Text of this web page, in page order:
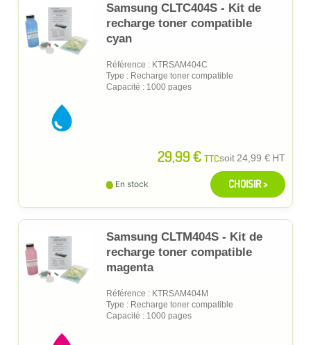
Samsung CLTC404S - Kit de
recharge toner compatible
cyan
Référence : KTRSAM404C
Type : Recharge toner compatible
Capacité : 1000 pages
29,99 € TTCsoit24,99 € HT
En stock CHOISIR >
Samsung CLTM404S - Kit de
recharge toner compatible
magenta
Référence : KTRSAM404M
Type : Recharge toner compatible
Capacité : 1000 pages